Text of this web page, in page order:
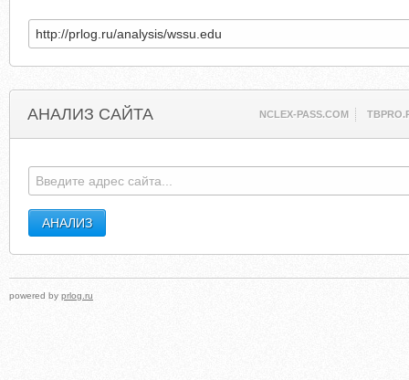
АНАЛИЗ САЙТА NCLEX-PASS.COM
powered by prlog.ru